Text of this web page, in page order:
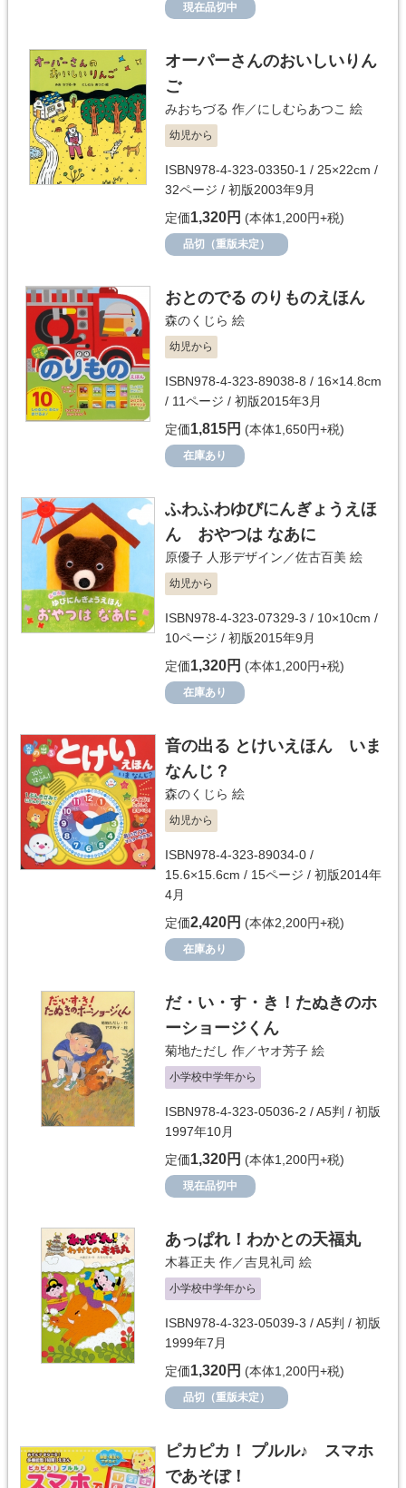
現在品切中
オーパーさんのおいしいりん
ご
みおちづる 作／にしむらあつこ 絵
幼児から
ISBN978-4-323-03350-1 / 25×22cm /
32ページ / 初版2003年9月
定価1,320円 (本体1,200円+税)
品切（重版未定）
おとのでる のりものえほん
森のくじら 絵
幼児から
ISBN978-4-323-89038-8 / 16×14.8cm
/ 11ページ / 初版2015年3月
定価1,815円 (本体1,650円+税)
在庫あり
ふわふわゆびにんぎょうえほ
ん おやつは なあに
原優子 人形デザイン／佐古百美 絵
幼児から
ISBN978-4-323-07329-3 / 10×10cm /
10ページ / 初版2015年9月
定価1,320円 (本体1,200円+税)
在庫あり
音の出る とけいえほん いま
なんじ？
森のくじら 絵
幼児から
ISBN978-4-323-89034-0 /
15.6×15.6cm / 15ページ / 初版2014年
4月
定価2,420円 (本体2,200円+税)
在庫あり
だ・い・す・き！たぬきのホ
ーショージくん
菊地ただし 作／ヤオ芳子 絵
小学校中学年から
ISBN978-4-323-05036-2 / A5判 / 初版
1997年10月
定価1,320円 (本体1,200円+税)
現在品切中
あっぱれ！わかとの天福丸
木暮正夫 作／吉見礼司 絵
小学校中学年から
ISBN978-4-323-05039-3 / A5判 / 初版
1999年7月
定価1,320円 (本体1,200円+税)
品切（重版未定）
ピカピカ！ プルル♪ スマホ
であそぼ！